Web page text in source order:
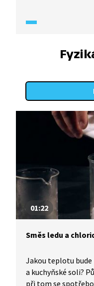
01:22
Směs ledu a
Jakou teplotu bude
a kuchyňské soli?
při tom se